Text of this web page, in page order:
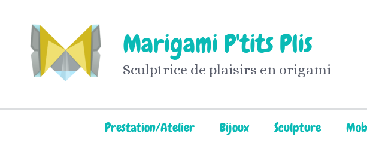
contenu
Marigami P'tits Plis
Sculptrice de plaisirs en origami
Prestation/Atelier Bijoux Sculpture